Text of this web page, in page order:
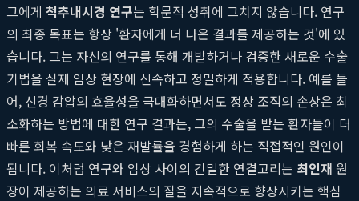
그에게 척추내시경 연구는 학문적 성취에 그치지 않습니다. 연구
의 최종 목표는 항상 '환자에게 더 나은 결과를 제공하는 것'에 있
습니다. 그는 자신의 연구를 통해 개발하거나 검증한 새로운 수술
기법을 실제 임상 현장에 신속하고 정밀하게 적용합니다. 예를 들
어, 신경 감압의 효율성을 극대화하면서도 정상 조직의 손상은 최
소화하는 방법에 대한 연구 결과는, 그의 수술을 받는 환자들이 더
빠른 회복 속도와 낮은 재발률을 경험하게 하는 직접적인 원인이
됩니다. 이처럼 연구와 임상 사이의 긴밀한 연결고리는 최인재 원
장이 제공하는 의료 서비스의 질을 지속적으로 향상시키는 핵심